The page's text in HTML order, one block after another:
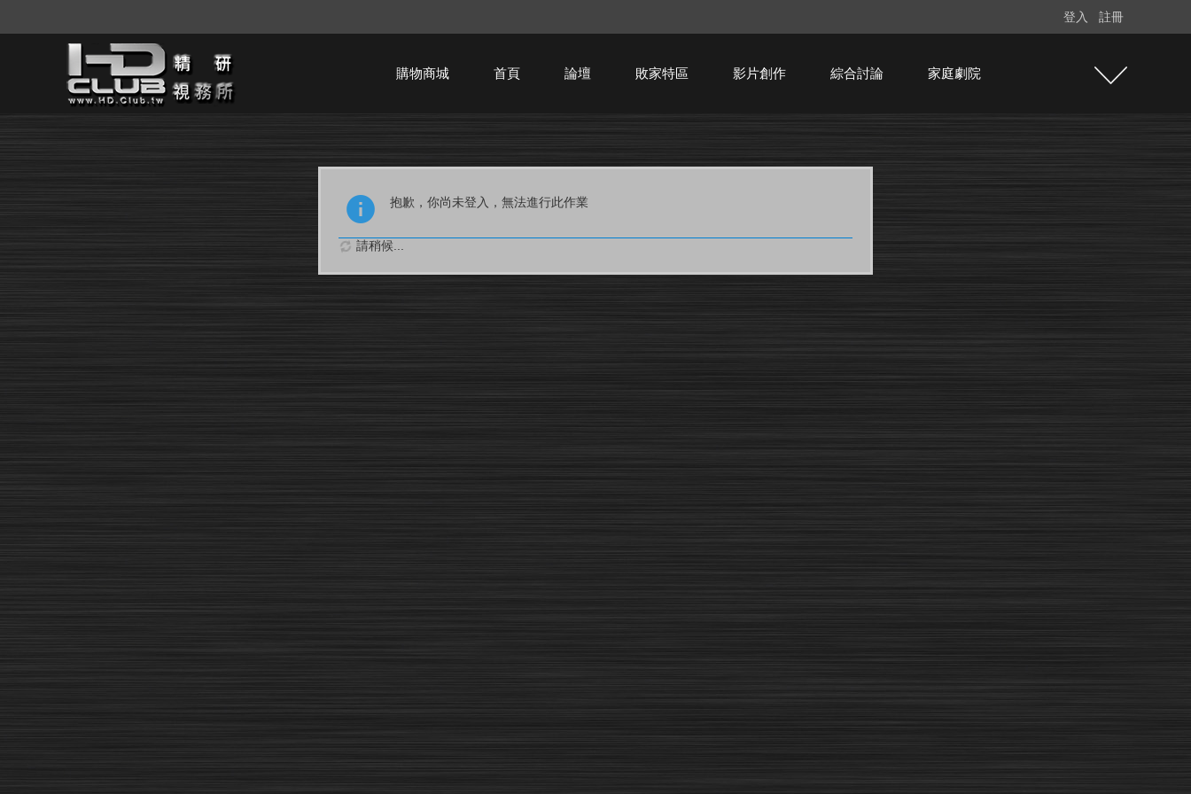
登入 註冊
購物商城 首頁 論壇 敗家特區 影片創作 綜合討論 家庭劇院
抱歉，你尚未登入，無法進行此作業
請稍候...